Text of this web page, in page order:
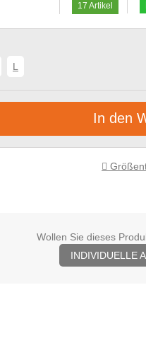
17 Artikel
L
In den
Wollen Sie dieses
INDIVIDUELLE